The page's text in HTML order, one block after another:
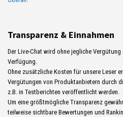
Transparenz & Einnahmen
Der Live-Chat wird ohne jegliche
Verfügung.
Ohne zusätzliche Kosten für unsere Leser
Vergütungen von Produktanbietern durch
z.B. in Testberichten veröffentlicht werden.
Um eine größtmögliche Transparenz
teilweise sichtbare Bewertungen und